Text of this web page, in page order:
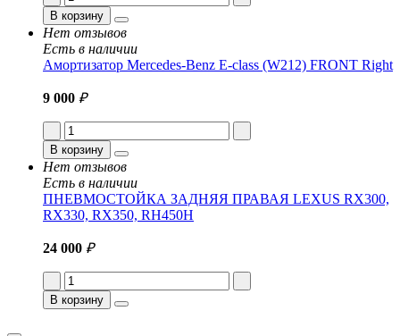
В корзину
Нет отзывов
Есть в наличии
Амортизатор Mercedes-Benz E-class (W212) FRONT Right
9 000 ₽
В корзину
Нет отзывов
Есть в наличии
ПНЕВМОСТОЙКА ЗАДНЯЯ ПРАВАЯ LEXUS RX300,
RX330, RX350, RH450H
24 000 ₽
В корзину